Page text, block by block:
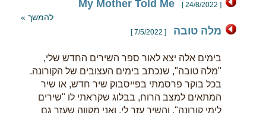
My Mother Told Me [ 24/8/2022 ]
להמשך »
מלה טובה [ 7/5/2022 ]
בימים אלה יצא לאור ספר השירים החדש שלי,
"מלה טובה", שנכתב בימים העצובים של הקורונה.
בכל בוקר פרסמתי בפייסבוק שיר חדש, או שיר
המתאים למצב הרוח, בבלוג שקראתי לו "שירים
לימי קורונה", והשיר עזר לי, ואני מקווה שעזר גם